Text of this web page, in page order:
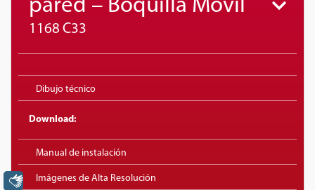
pared – Boquilla Móvil
1168 C33
Dibujo técnico
Download:
Manual de instalación
Imágenes de Alta Resolución
Libras